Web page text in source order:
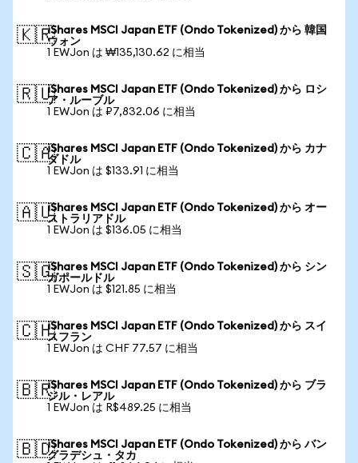
🇰🇷iShares MSCI Japan ETF (Ondo Tokenized) から 韓国
ウォン
1 EWJon は ₩135,130.62 に相当
🇷🇺iShares MSCI Japan ETF (Ondo Tokenized) から ロシ
ア・ルーブル
1 EWJon は ₽7,832.06 に相当
🇨🇦iShares MSCI Japan ETF (Ondo Tokenized) から カナ
ダドル
1 EWJon は $133.91 に相当
🇦🇺iShares MSCI Japan ETF (Ondo Tokenized) から オー
ストラリアドル
1 EWJon は $136.05 に相当
🇸🇬iShares MSCI Japan ETF (Ondo Tokenized) から シン
ガポールドル
1 EWJon は $121.85 に相当
🇨🇭iShares MSCI Japan ETF (Ondo Tokenized) から スイ
スフラン
1 EWJon は CHF 77.57 に相当
🇧🇷iShares MSCI Japan ETF (Ondo Tokenized) から ブラ
ジル・レアル
1 EWJon は R$489.25 に相当
🇧🇩iShares MSCI Japan ETF (Ondo Tokenized) から バン
グラデシュ・タカ